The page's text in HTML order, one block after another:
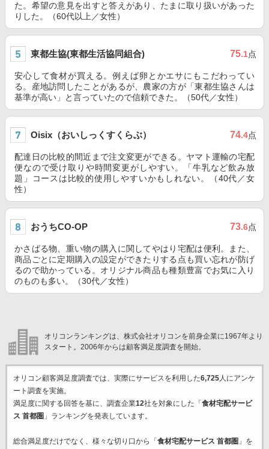
た。希望の意見を出すと答えがあり、たまに取り扱いがあった
りした。（60代以上／女性）
東都生協(東都生活協同組合) 75.1点
安心して食材が買える。例えば卵とかエサにもこだわってい
る。産地訪問したことがあるが、農家の方が「東都生協さんは
基準が高い」と言っていたので信頼できた。（50代／女性）
Oisix（おいしっくすくらぶ） 74.4点
配達日の比較的間近まで注文変更ができる。ヤマト運輸の宅配
便なので受け取りや時間変更がしやすい。「牛乳など飲み放
題」コースは比較的使用しやすいかもしれない。（40代／女
性）
おうちCO-OP 73.6点
かさばる物、重い物の購入に関してやはり宅配は便利。また、
商品ごとに定期購入の設定ができたりする点も買い忘れが防げ
るので助かっている。オリジナル商品も種類豊富でお気に入り
のものも多い。（30代／女性）
オリコンランキングは、株式会社オリコンを前身企業に1967年より
スタート。2006年からは顧客満足度調査を開始。
オリコン顧客満足度調査では、実際にサービスを利用した6,725人にアンケ
ート調査を実施。
満足度に関する回答を基に、調査企業12社を対象にした「 食材宅配サービ
ス 首都圏 」ランキングを発表しています。
総合満足度だけでなく、様々な切り口から「 食材宅配サービス 首都圏 」を